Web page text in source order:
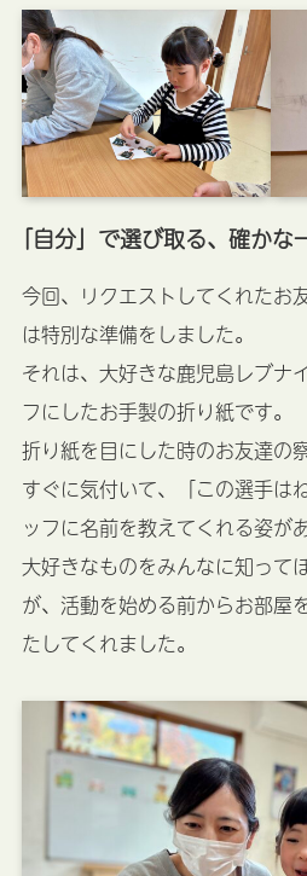
「自分」で選び取る、確かな
今回、リクエストしてくれたお
は特別な準備をしました。
それは、大好きな鹿児島レブナ
フにしたお手製の折り紙です。
折り紙を目にした時のお友達の
すぐに気付いて、「この選手
ッフに名前を教えてくれる姿が
大好きなものをみんなに知って
が、活動を始める前からお部屋
たしてくれました。